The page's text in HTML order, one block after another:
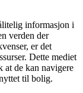
informasjon i
verden der
er det
Dette mediet
at de kan navigere
til bolig.